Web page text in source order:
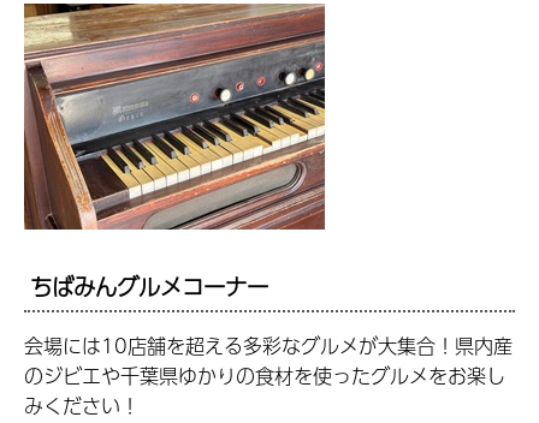
ちばみんグルメコーナー
会場には10店舗を超える多彩なグルメが大集合！県内産
のジビエや千葉県ゆかりの食材を使ったグルメをお楽し
みください！